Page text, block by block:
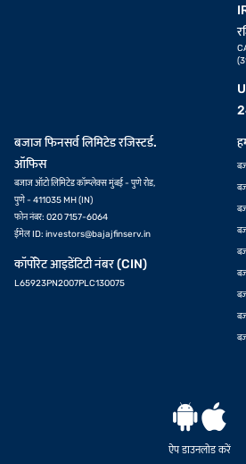
बजाज फिनसर्व लिमिटेड रजिस्टर्ड.
ऑफिस
बजाज ऑटो लिमिटेड कॉम्प्लेक्स मुंबई - पुणे रोड,
पुणे - 411035 MH (IN)
फोन नंबर: 020 7157-6064
ईमेल ID: investors@bajajfinserv.in
कॉर्पोरेट आइडेंटिटी नंबर (CIN)
L65923PN2007PLC130075
ऐप डाउनलोड करें